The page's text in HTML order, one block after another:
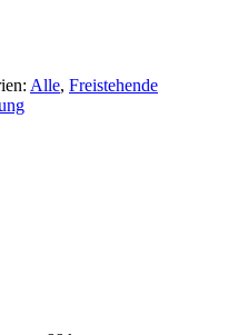
Alle, Freistehende